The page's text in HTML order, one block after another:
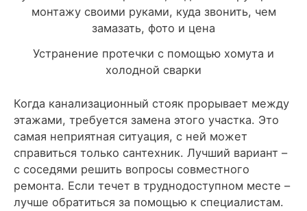
Устранение протечки с помощью хомута и
холодной сварки
Когда канализационный стояк прорывает между
этажами, требуется замена этого участка. Это
самая неприятная ситуация, с ней может
справиться только сантехник. Лучший вариант –
с соседями решить вопросы совместного
ремонта. Если течет в труднодоступном месте –
лучше обратиться за помощью к специалистам.